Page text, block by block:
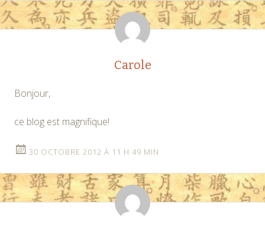
Carole
Bonjour,
ce blog est magnifique!
30 OCTOBRE 2012 À 11 H 49 MIN